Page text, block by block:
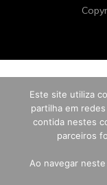
Este site utiliza
partilha em
contida nestes
parceiros
Ao navegar